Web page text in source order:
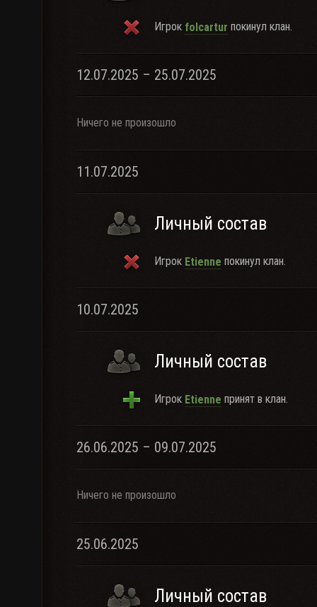
Игрок folcartur покинул клан.
12.07.2025 – 25.07.2025
Ничего не произошло
11.07.2025
Личный состав
Игрок Etienne покинул клан.
10.07.2025
Личный состав
Игрок Etienne принят в клан.
26.06.2025 – 09.07.2025
Ничего не произошло
25.06.2025
Личный состав